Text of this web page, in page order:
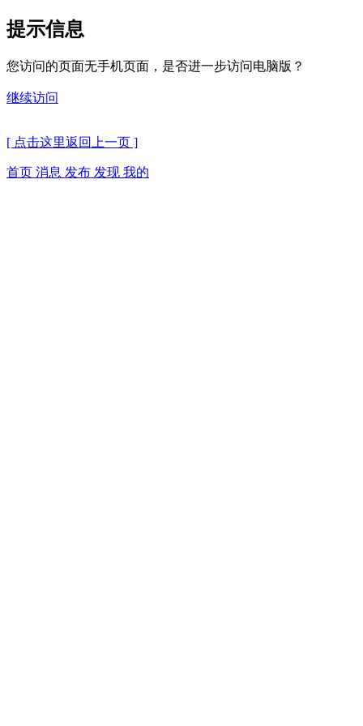
提示信息
您访问的页面无手机页面，是否进一步访问电脑版？
继续访问
[ 点击这里返回上一页 ]
首页 消息 发布 发现 我的